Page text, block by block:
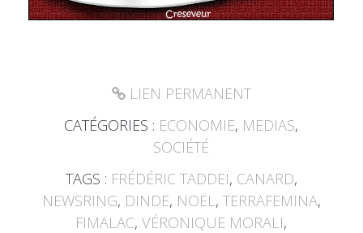
LIEN PERMANENT
CATÉGORIES : ECONOMIE, MEDIAS,
SOCIÉTÉ
TAGS : FRÉDÉRIC TADDEÏ, CANARD,
NEWSRING, DINDE, NOËL, TERRAFEMINA,
FIMALAC,VÉRONIQUE MORALI,